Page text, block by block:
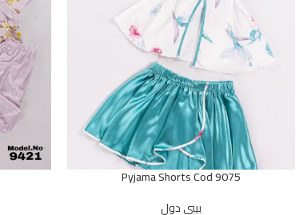
Pyjama Shorts Cod 9075
بيبي دول